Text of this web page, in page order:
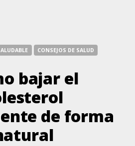
CONSEJOS DE SALUD
bajar el
de forma